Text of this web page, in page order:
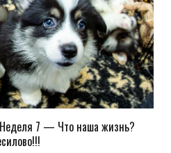
7 — Что наша жизнь?